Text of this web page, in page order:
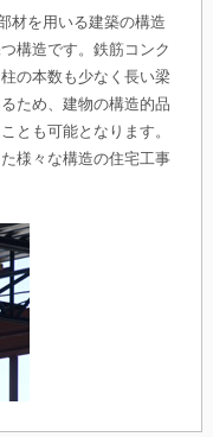
材を用いる建築の構造
構造です。鉄筋コンク
の本数も少なく長い梁
ため、建物の構造的品
とも可能となります。
様々な構造の住宅工事